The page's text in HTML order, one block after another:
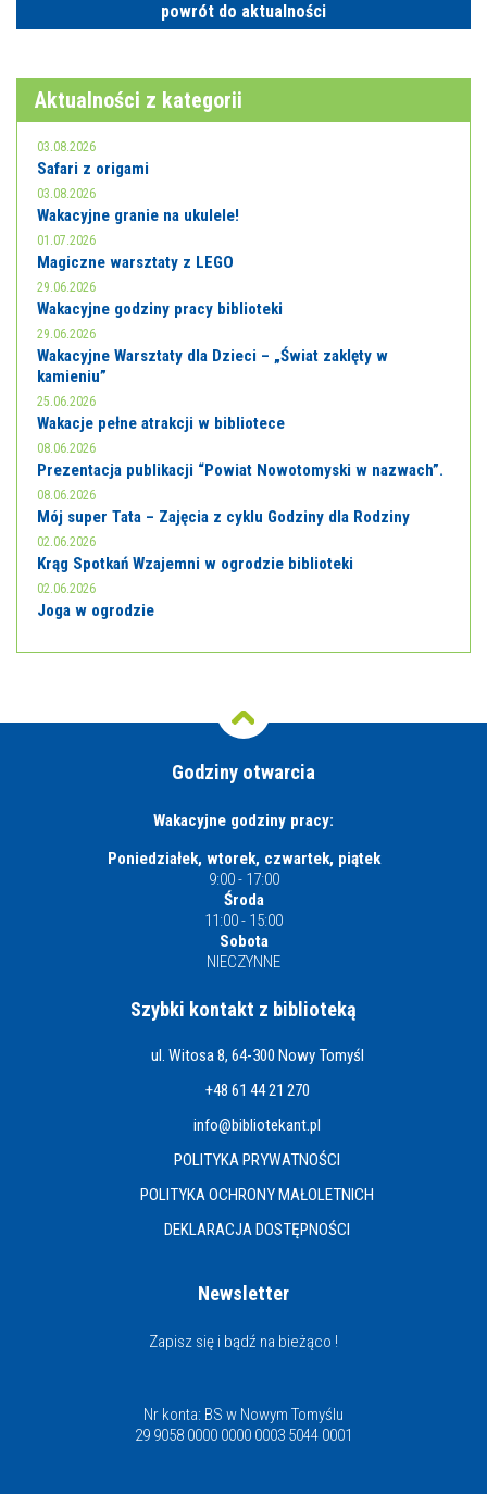
E-INFORMATOR
O NAS
powrót do aktualności
Aktualności z kategorii
03.08.2026
Safari z origami
03.08.2026
Wakacyjne granie na ukulele!
01.07.2026
Magiczne warsztaty z LEGO
29.06.2026
Wakacyjne godziny pracy biblioteki
29.06.2026
Wakacyjne Warsztaty dla Dzieci – „Świat zaklęty w
kamieniu”
25.06.2026
Wakacje pełne atrakcji w bibliotece
08.06.2026
Prezentacja publikacji “Powiat Nowotomyski w nazwach”.
08.06.2026
Mój super Tata – Zajęcia z cyklu Godziny dla Rodziny
02.06.2026
Krąg Spotkań Wzajemni w ogrodzie biblioteki
02.06.2026
Joga w ogrodzie
Godziny otwarcia
Wakacyjne godziny pracy:
Poniedziałek, wtorek, czwartek, piątek
9:00 - 17:00
Środa
11:00 - 15:00
Sobota
NIECZYNNE
Szybki kontakt z biblioteką
ul. Witosa 8, 64-300 Nowy Tomyśl
+48 61 44 21 270
info@bibliotekant.pl
POLITYKA PRYWATNOŚCI
POLITYKA OCHRONY MAŁOLETNICH
DEKLARACJA DOSTĘPNOŚCI
Newsletter
Zapisz się i bądź na bieżąco !
Nr konta: BS w Nowym Tomyślu
29 9058 0000 0000 0003 5044 0001